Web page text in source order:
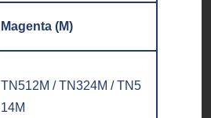
Magenta (M)
TN512M / TN324M / TN5
14M